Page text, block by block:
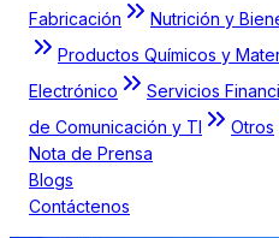
Fabricación
Nutrición y
Productos Químicos y
Electrónico
Servicios
de Comunicación y TI
Otros
Nota de Prensa
Blogs
Contáctenos